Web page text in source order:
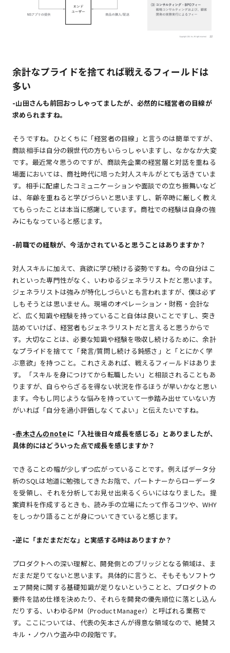
余計なプライドを捨てれば戦えるフィールドは
多い
-山田さんも前回おっしゃってましたが、必然的に経営者の目線が
求められますね。
そうですね。ひとくちに「経営者の目線」と言うのは簡単ですが、
商談相手は自分の親世代の方もいらっしゃいますし、なかなか大変
です。最近常々思うのですが、商談先企業の経営層と対話を重ねる
場面においては、商社時代に培った対人スキルがとても活きていま
す。相手に配慮したコミュニケーションや面談での立ち振舞いなど
は、年齢を重ねると学びづらいと思いますし、新卒時に厳しく教え
てもらったことは本当に感謝しています。商社での経験は自身の強
みにもなっていると感じます。
-前職での経験が、今活かされていると思うことはありますか？
対人スキルに加えて、貪欲に学び続ける姿勢ですね。今の自分はこ
れといった専門性がなく、いわゆるジェネラリストだと思います。
ジェネラリストは強みが特化しづらいとも言われますが、僕は必ず
しもそうとは思いません。現場のオペレーション・財務・会計な
ど、広く知識や経験を持っていること自体は良いことですし、突き
詰めていけば、経営者もジェネラリストだと言えると思うからで
す。大切なことは、必要な知識や経験を吸収し続けるために、余計
なプライドを捨てて「発言/質問し続ける鈍感さ」と「とにかく学
ぶ意欲」を持つこと。これさえあれば、戦えるフィールドはありま
す。「スキルを身につけてから転職したい」と相談されることもあ
りますが、自らやらざるを得ない状況を作るほうが早いかなと思い
ます。今もし同じような悩みを持っていて一歩踏み出せていない方
がいれば「自分を過小評価しなくてよい」と伝えたいですね。
-赤木さんのnoteに「入社後日々成長を感じる」とありましたが、
具体的にはどういった点で成長を感じますか？
できることの幅が少しずつ広がっていることです。例えばデータ分
析のSQLは地道に勉強してきたお陰で、パートナーからローデータ
を受領し、それを分析してお見せ出来るくらいにはなりました。提
案資料を作成するときも、読み手の立場にたって作るコツや、WHY
をしっかり語ることが身についてきていると感じます。
-逆に「まだまだだな」と実感する時はありますか？
プロダクトへの深い理解と、開発側とのブリッジとなる領域は、ま
だまだ足りてないと思います。具体的に言うと、そもそもソフトウ
ェア開発に関する基礎知識が足りないということと、プロダクトの
要件を詰め仕様を決めたり、それらを開発の優先順位に落とし込ん
だりする、いわゆるPM（Product Manager）と呼ばれる業務で
す。ここについては、代表の矢本さんが得意な領域なので、絶賛ス
キル・ノウハウ盗み中の段階です。